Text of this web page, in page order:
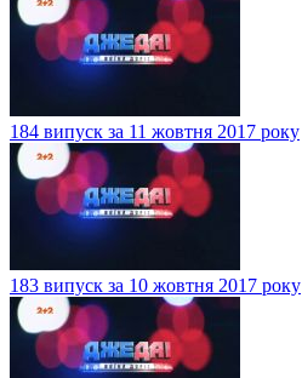
184 випуск за 11 жовтня 2017 року
183 випуск за 10 жовтня 2017 року